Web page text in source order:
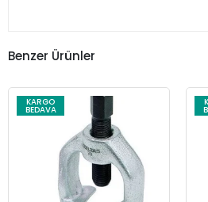
Benzer Ürünler
KARGO
BEDAVA